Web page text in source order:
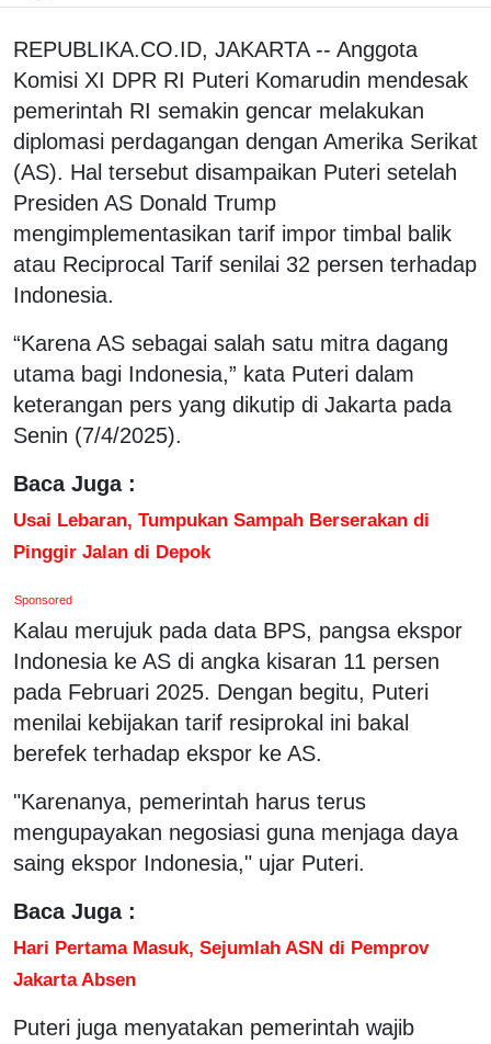
REPUBLIKA.CO.ID, JAKARTA -- Anggota
Komisi XI DPR RI Puteri Komarudin mendesak
pemerintah RI semakin gencar melakukan
diplomasi perdagangan dengan Amerika Serikat
(AS). Hal tersebut disampaikan Puteri setelah
Presiden AS Donald Trump
mengimplementasikan tarif impor timbal balik
atau Reciprocal Tarif senilai 32 persen terhadap
Indonesia.
“Karena AS sebagai salah satu mitra dagang
utama bagi Indonesia,” kata Puteri dalam
keterangan pers yang dikutip di Jakarta pada
Senin (7/4/2025).
Baca Juga :
Usai Lebaran, Tumpukan Sampah Berserakan di
Pinggir Jalan di Depok
Sponsored
Kalau merujuk pada data BPS, pangsa ekspor
Indonesia ke AS di angka kisaran 11 persen
pada Februari 2025. Dengan begitu, Puteri
menilai kebijakan tarif resiprokal ini bakal
berefek terhadap ekspor ke AS.
"Karenanya, pemerintah harus terus
mengupayakan negosiasi guna menjaga daya
saing ekspor Indonesia," ujar Puteri.
Baca Juga :
Hari Pertama Masuk, Sejumlah ASN di Pemprov
Jakarta Absen
Puteri juga menyatakan pemerintah wajib